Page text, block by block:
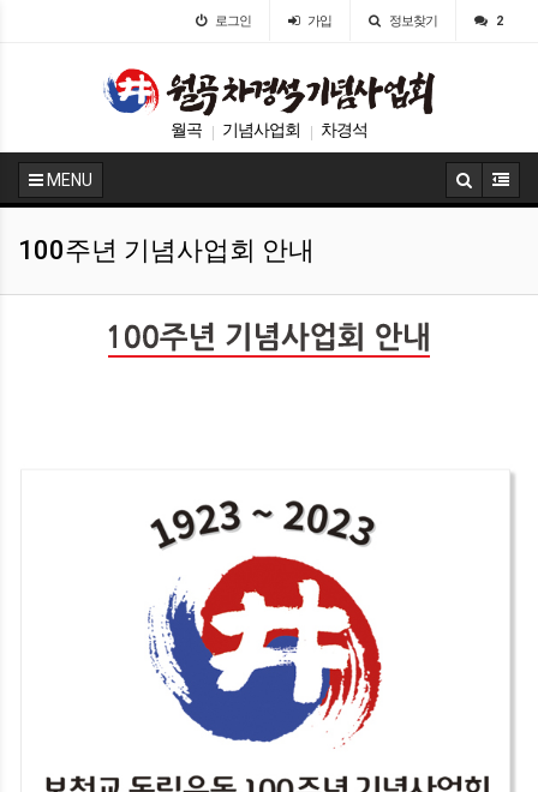
로그인 가입 정보찾기 2
월곡 | 기념사업회 | 차경석
MENU
100주년 기념사업회 안내